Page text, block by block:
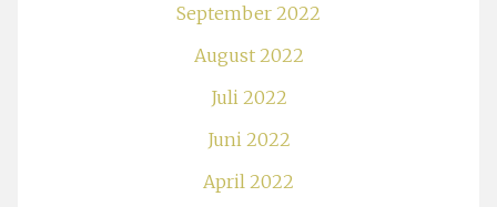
September 2022
August 2022
Juli 2022
Juni 2022
April 2022